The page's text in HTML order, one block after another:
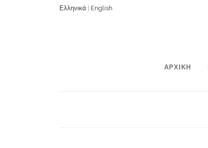
Ελληνικά English
ΑΡΧΙΚΗ